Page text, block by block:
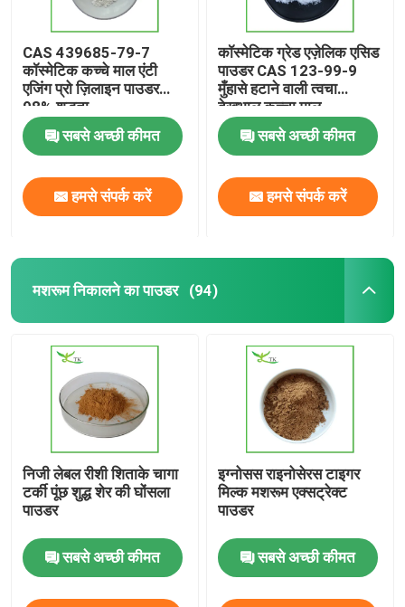
CAS 439685-79-7
कॉस्मेटिक कच्चे माल एंटी
एजिंग प्रो ज़िलाइन पाउडर
98% शुद्धता
सबसे अच्छी कीमत
हमसे संपर्क करें
कॉस्मेटिक ग्रेड एज़ेलिक एसिड
पाउडर CAS 123-99-9
मुँहासे हटाने वाली त्वचा
देखभाल कच्चा माल
सबसे अच्छी कीमत
हमसे संपर्क करें
मशरूम निकालने का पाउडर (94)
निजी लेबल रीशी शिताके चागा
टर्की पूंछ शुद्ध शेर की घोंसला
पाउडर
सबसे अच्छी कीमत
इग्नोसस राइनोसेरस टाइगर
मिल्क मशरूम एक्सट्रेक्ट
पाउडर
सबसे अच्छी कीमत